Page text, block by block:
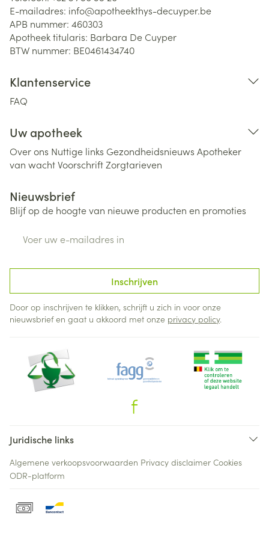
E-mailadres: info@apotheekthys-decuyper.be
APB nummer: 460303
Apotheek titularis: Barbara De Cuyper
BTW nummer: BE0461434740
Klantenservice
FAQ
Uw apotheek
Over ons Nuttige links Gezondheidsnieuws Apotheker
van wachtVoorschriftZorgtarieven
Nieuwsbrief
Blijf op de hoogte van nieuwe producten en promoties
Inschrijven
Door op inschrijven te klikken, schrijft u zich in voor onze
nieuwsbrief en gaat u akkoord met onze privacy policy.
Juridische links
Algemene verkoopsvoorwaarden Privacy disclaimer Cookies
ODR-platform